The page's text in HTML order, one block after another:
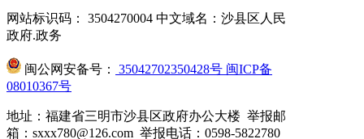
网站标识码： 3504270004 中文域名：沙县区人民
政府.政务
闽公网安备号： 35042702350428号 闽ICP备
08010367号
地址：福建省三明市沙县区政府办公大楼 举报邮
箱：sxxx780@126.com 举报电话：0598-5822780